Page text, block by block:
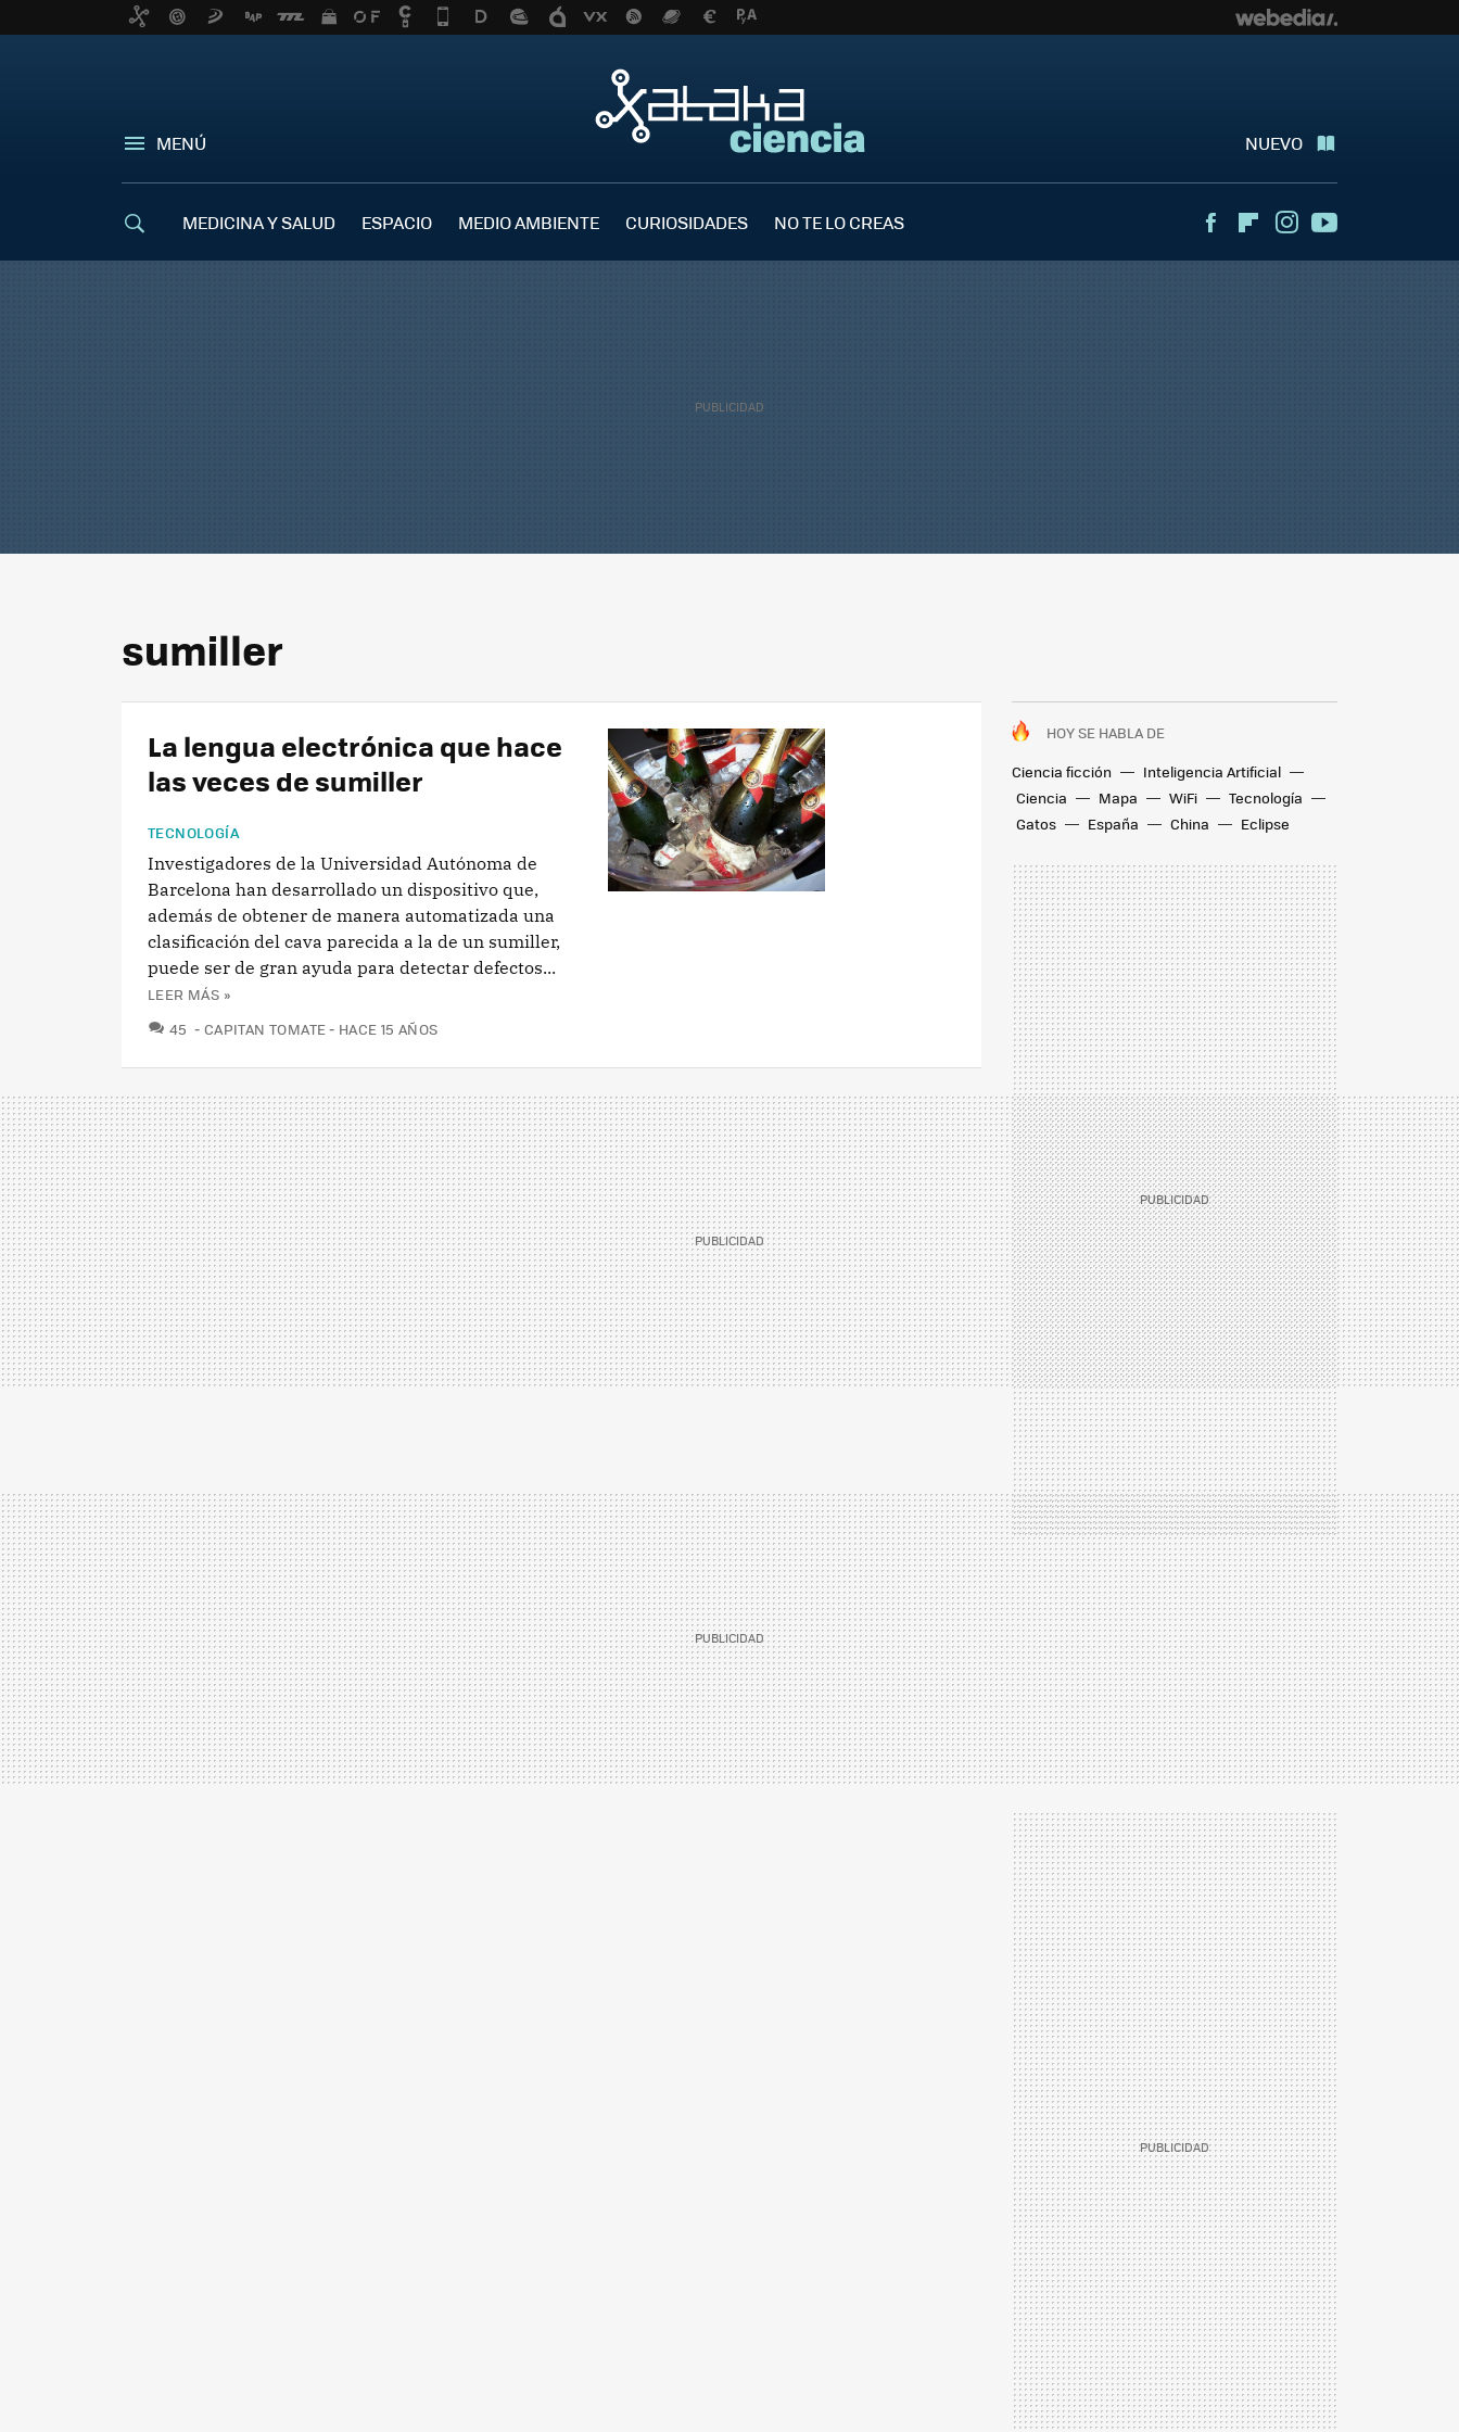
MENÚ NUEVO
MEDICINA Y SALUD ESPACIO MEDIO AMBIENTE CURIOSIDADES NO TE LO CREAS FacebookFlipboardInstagram
sumiller
HOY SE HABLA DE
Ciencia ficción
Inteligencia Artificial
Ciencia
Mapa WiFi
Tecnología
Gatos
España China Eclipse
La lengua electrónica que hace
las veces de sumiller
TECNOLOGÍA
Investigadores de la Universidad Autónoma de
Barcelona han desarrollado un dispositivo que,
además de obtener de manera automatizada una
clasificación del cava parecida a la de un sumiller,
puede ser de gran ayuda para detectar defectos...
LEER MÁS »
45 COMENTARIOS
CAPITAN TOMATE HACE 15 AÑOS